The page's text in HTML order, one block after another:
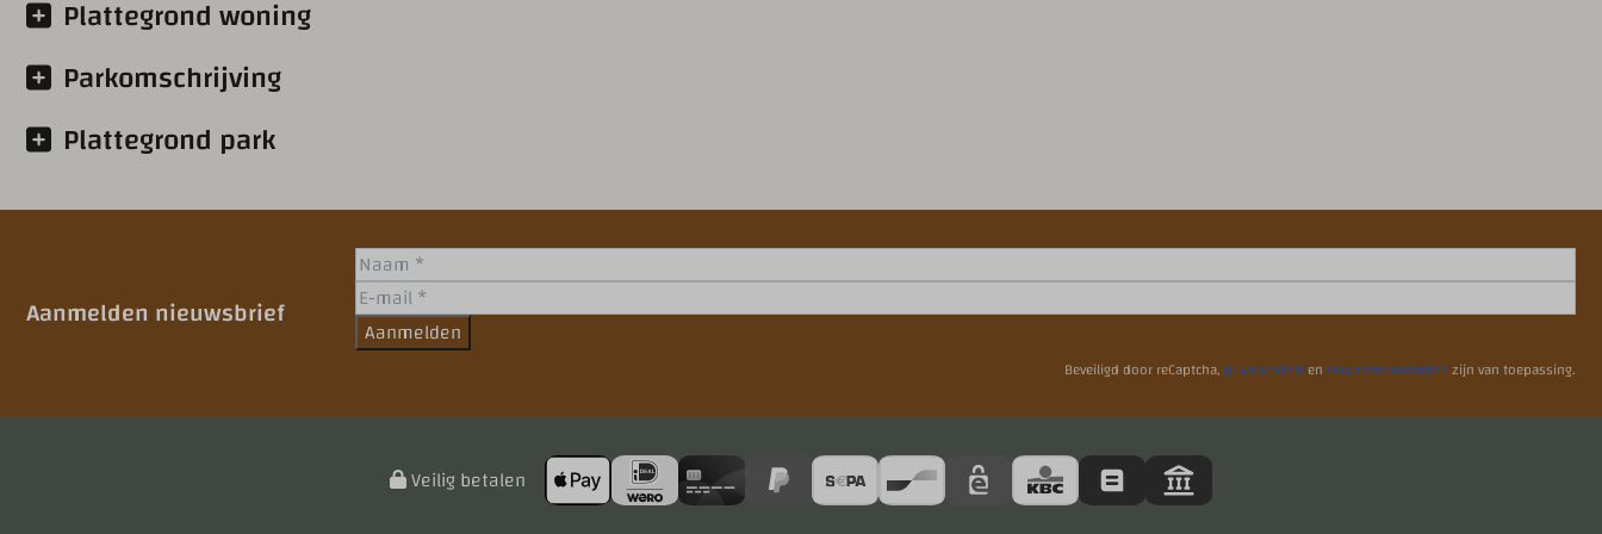
Plattegrond woning
Parkomschrijving
Plattegrond park
Aanmelden nieuwsbrief Aanmelden
Beveiligd door reCaptcha, privacybeleidenservicevoorwaardenzijn van toepassing.
Veilig betalen